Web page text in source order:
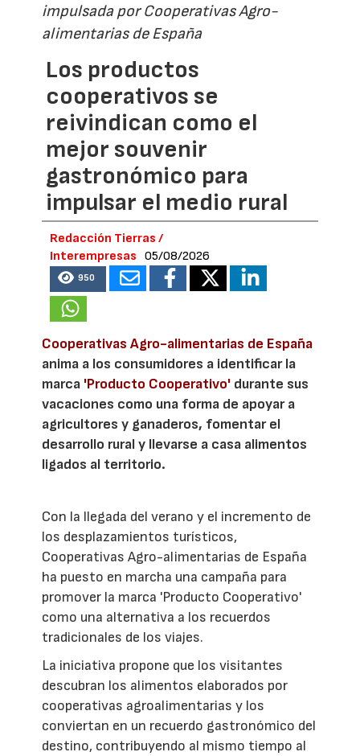
impulsada por Cooperativas Agro-
alimentarias de España
Los productos
cooperativos se
reivindican como el
mejor souvenir
gastronómico para
impulsar el medio rural
Redacción Tierras /
Interempresas
05/08/2026
950
Cooperativas Agro-alimentarias de España
anima a los consumidores a identificar la
marca 'Producto Cooperativo' durante sus
vacaciones como una forma de apoyar a
agricultores y ganaderos, fomentar el
desarrollo rural y llevarse a casa alimentos
ligados al territorio.
Con la llegada del verano y el incremento de
los desplazamientos turísticos,
Cooperativas Agro-alimentarias de España
ha puesto en marcha una campaña para
promover la marca 'Producto Cooperativo'
como una alternativa a los recuerdos
tradicionales de los viajes.
La iniciativa propone que los visitantes
descubran los alimentos elaborados por
cooperativas agroalimentarias y los
conviertan en un recuerdo gastronómico del
destino, contribuyendo al mismo tiempo al